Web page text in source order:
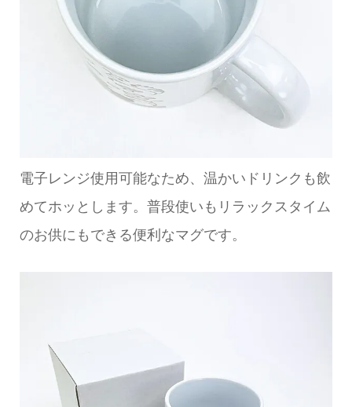
電子レンジ使用可能なため、温かいドリンクも飲
めてホッとします。普段使いもリラックスタイム
のお供にもできる便利なマグです。